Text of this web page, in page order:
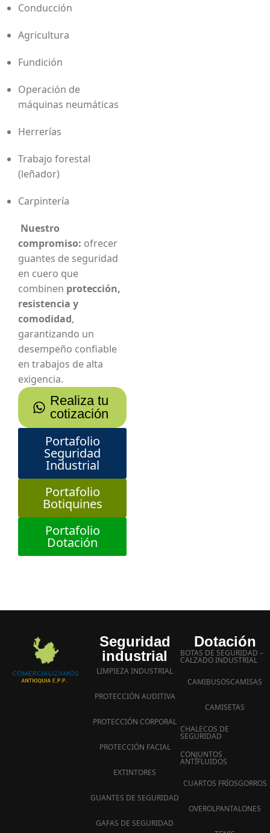
Conducción
Agricultura
Fundición
Operación de
máquinas neumáticas
Herrerías
Trabajo forestal
(leñador)
Carpintería
Nuestro
compromiso: ofrecer
guantes de seguridad
en cuero que
combinen protección,
resistencia y
comodidad,
garantizando un
desempeño confiable
en trabajos de alta
exigencia.
Realiza tu
cotización
Portafolio
Seguridad
Industrial
Portafolio
Botiquines
Portafolio
Dotación
Seguridad
industrial
LIMPIEZA INDUSTRIAL
PROTECCIÓN AUDITIVA
PROTECCIÓN CORPORAL
PROTECCIÓN FACIAL
EXTINTORES
GUANTES DE SEGURIDAD
GAFAS DE SEGURIDAD
Dotación
BOTAS DE SEGURIDAD –
CALZADO INDUSTRIAL
CAMIBUSOSCAMISAS
CAMISETAS
CHALECOS DE
SEGURIDAD
CONJUNTOS
ANTIFLUIDOS
CUARTOS FRÍOSGORROS
OVEROLPANTALONES